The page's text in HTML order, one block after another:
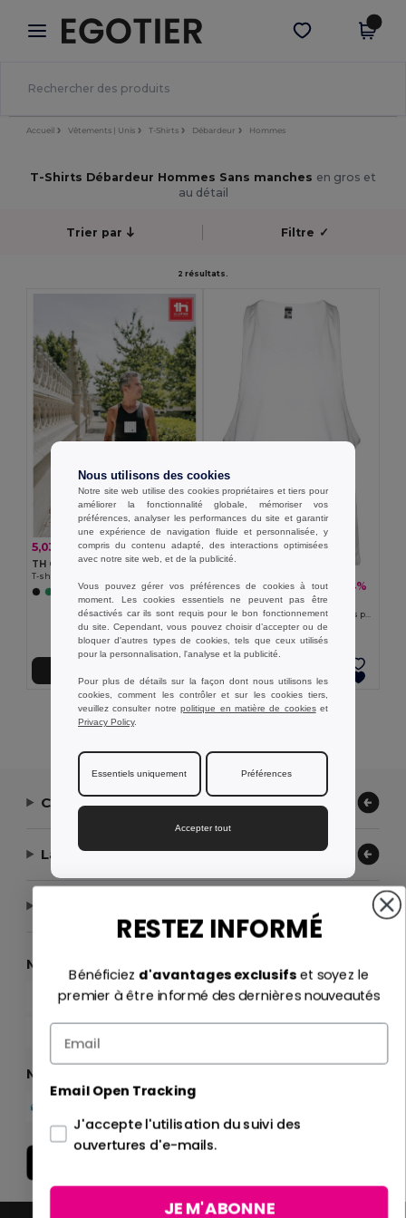
× Appli Egotier
Meilleurs prix sur l’app !
Obtenir l'appli
Accueil Vêtements | Unis T-Shirts Débardeur Hommes
T-Shirts Débardeur Hommes Sans manches en gros et
au détail
Trier par Filtre ✓
2 résultats.
5,03 € 6,76 € -26%
TH Clothes 30122
T-shirt sans manches pour homme
+2 Couleurs
4,24 €5,55 € -24%
TH Clothes 30121
T-shirt en coton à manches courtes pour hommes
Affichage De Tous Les Produits.
Contactez-nous
Laissez-nous vous aider
Moyens de paiement
Méthodes d'expédition
Nous utilisons des cookies
Notre site web utilise des cookies propriétaires et tiers pour
améliorer la fonctionnalité globale, mémoriser vos
préférences, analyser les performances du site et garantir
une expérience de navigation fluide et personnalisée, y
compris du contenu adapté, des interactions optimisées
avec notre site web, et de la publicité.
Vous pouvez gérer vos préférences de cookies à tout
moment. Les cookies essentiels ne peuvent pas être
désactivés car ils sont requis pour le bon fonctionnement
du site. Cependant, vous pouvez choisir d’accepter ou de
bloquer d'autres types de cookies, tels que ceux utilisés
pour la personnalisation, l'analyse et la publicité.
Pour plus de détails sur la façon dont nous utilisons les
cookies, comment les contrôler et sur les cookies tiers,
veuillez consulter notrepolitique en matière de cookieset
Privacy Policy.
Essentiels uniquement Préférences
Accepter tout
RESTEZ INFORMÉ
Bénéficiezd'avantages exclusifset soyez le
premier à être informé des dernières nouveautés
Email Open Tracking
J'accepte l'utilisation du suivi des
ouvertures d'e-mails.
JE M'ABONNE